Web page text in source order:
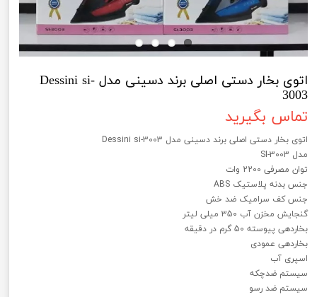
اتوی بخار دستی اصلی برند دسینی مدل Dessini si-
3003
تماس بگیرید
اتوی بخار دستی اصلی برند دسینی مدل Dessini si-3003
مدل SI-3003
توان مصرفی 2200 وات
جنس بدنه پلاستیک ABS
جنس کف سرامیک ضد خش
گنجایش مخزن آب 350 میلی لیتر
بخاردهی پیوسته 50 گرم در دقیقه
بخاردهی عمودی
اسپری آب
سیستم ضدچکه
سیستم ضد رسو